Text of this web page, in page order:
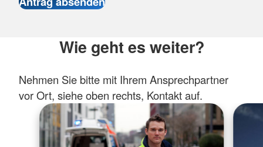
Wie geht es weiter?
Nehmen Sie bitte mit Ihrem Ansprechpartner
vor Ort, siehe oben rechts, Kontakt auf.